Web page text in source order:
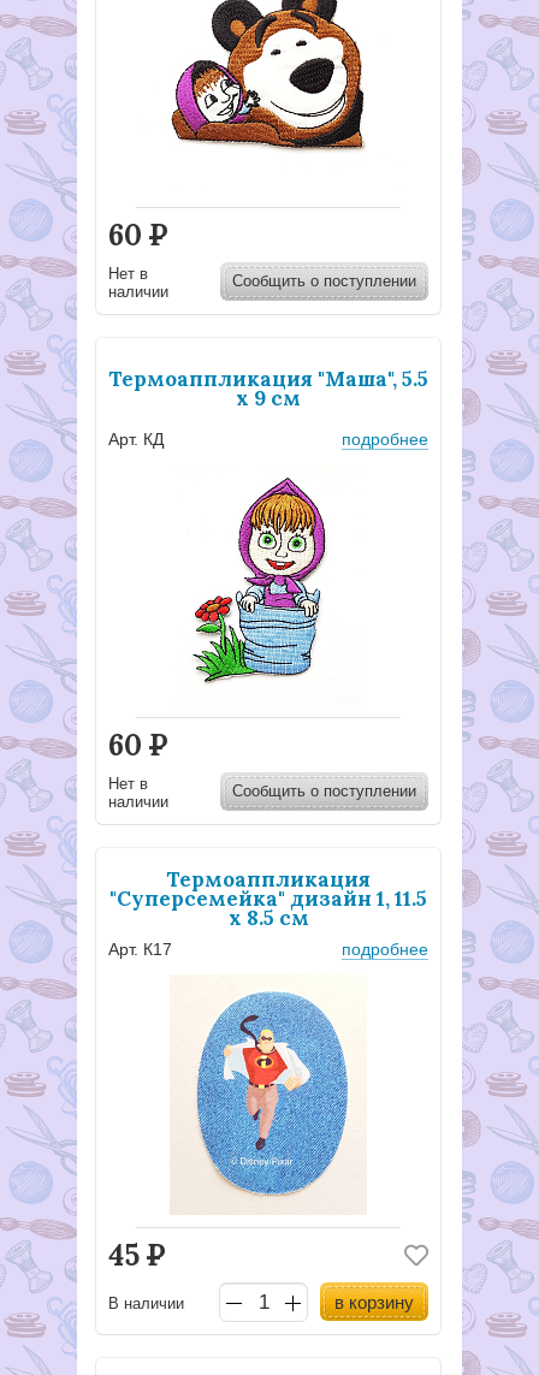
60 Р
Нет в
наличии
Сообщить о поступлении
Термоаппликация "Маша", 5.5
х 9 см
Арт. КД подробнее
60 Р
Нет в
наличии
Сообщить о поступлении
Термоаппликация
"Суперсемейка" дизайн 1, 11.5
х 8.5 см
Арт. К17 подробнее
45Р
В наличии в корзину